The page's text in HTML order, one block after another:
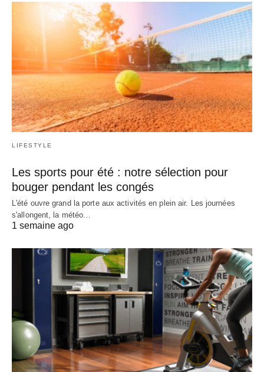
LIFESTYLE
Les sports pour été : notre sélection pour
bouger pendant les congés
L'été ouvre grand la porte aux activités en plein air. Les journées
s'allongent, la météo…
1 semaine ago